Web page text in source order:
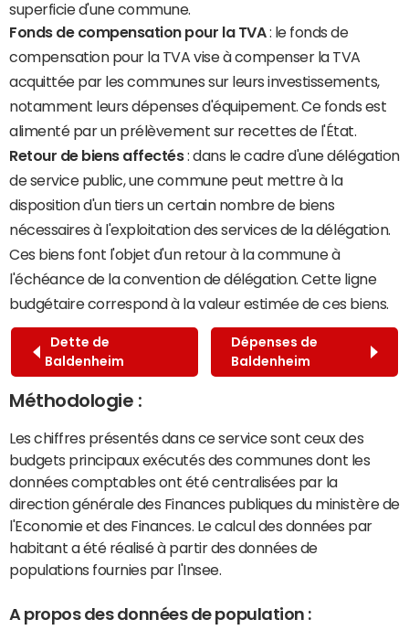
superficie d'une commune.
Fonds de compensation pour la TVA: le fonds de
compensation pour la TVA vise à compenser la TVA
acquittée par les communes sur leurs investissements,
notamment leurs dépenses d'équipement. Ce fonds est
alimenté par un prélèvement sur recettes de l'État.
Retour de biens affectés: dans le cadre d'une délégation
de service public, une commune peut mettre à la
disposition d'un tiers un certain nombre de biens
nécessaires à l'exploitation des services de la délégation.
Ces biens font l'objet d'un retour à la commune à
l'échéance de la convention de délégation. Cette ligne
budgétaire correspond à la valeur estimée de ces biens.
Dette de
Baldenheim
Dépenses de
Baldenheim
Méthodologie :
Les chiffres présentés dans ce service sont ceux des
budgets principaux exécutés des communes dont les
données comptables ont été centralisées par la
direction générale des Finances publiques du ministère de
l'Economie et des Finances. Le calcul des données par
habitant a été réalisé à partir des données de
populations fournies par l'Insee.
A propos des données de population :